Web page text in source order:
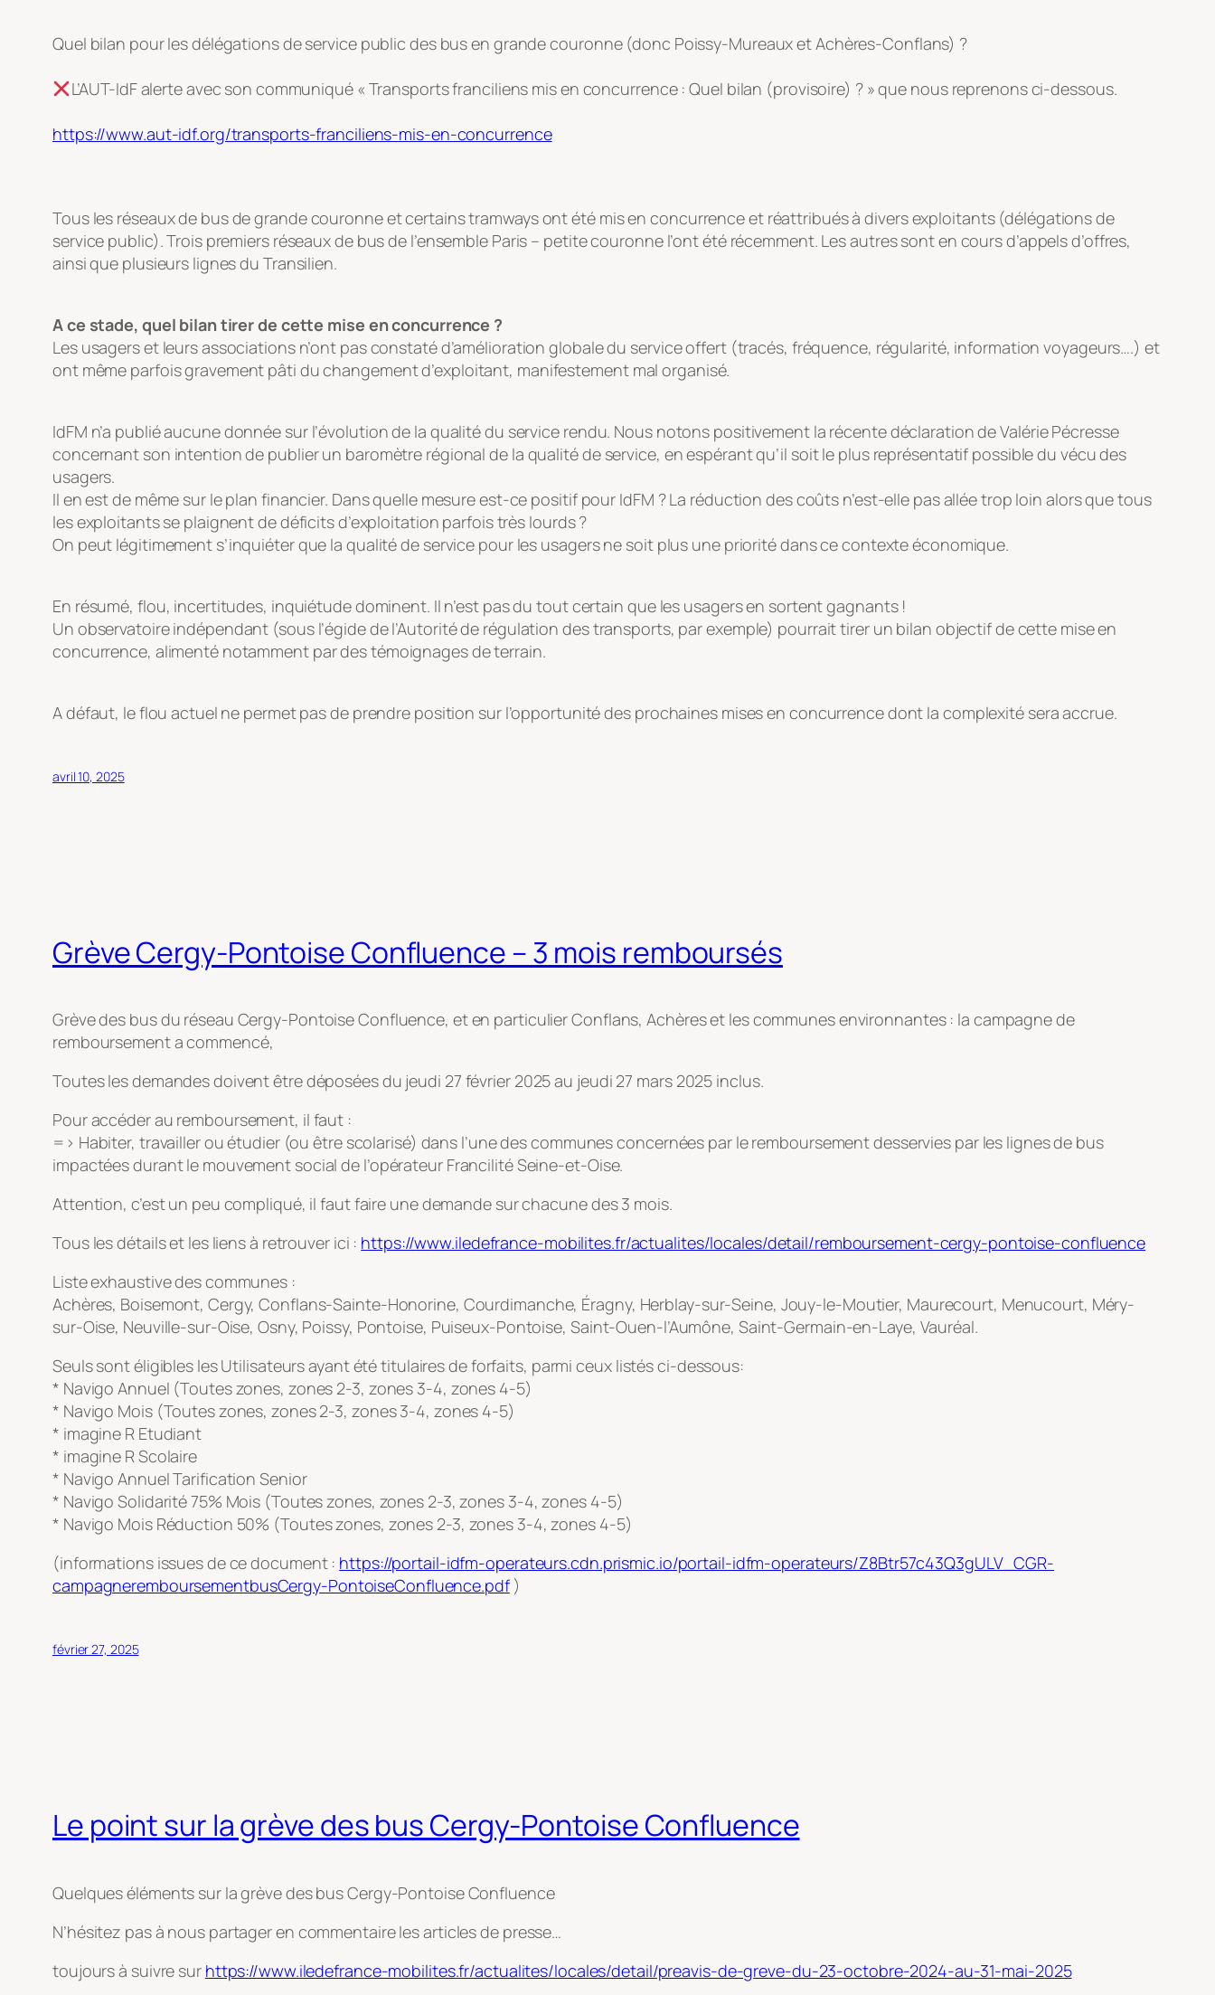
Quel bilan pour les délégations de service public des bus en grande couronne (donc Poissy-Mureaux et Achères-Conflans) ?
L’AUT-IdF alerte avec son communiqué « Transports franciliens mis en concurrence : Quel bilan (provisoire) ? » que nous reprenons ci-dessous.
https://www.aut-idf.org/transports-franciliens-mis-en-concurrence
Tous les réseaux de bus de grande couronne et certains tramways ont été mis en concurrence et réattribués à divers exploitants (délégations de
service public). Trois premiers réseaux de bus de l’ensemble Paris – petite couronne l’ont été récemment. Les autres sont en cours d’appels d’offres,
ainsi que plusieurs lignes du Transilien.
A ce stade, quel bilan tirer de cette mise en concurrence ?
Les usagers et leurs associations n’ont pas constaté d’amélioration globale du service offert (tracés, fréquence, régularité, information voyageurs….) et
ont même parfois gravement pâti du changement d’exploitant, manifestement mal organisé.
IdFM n’a publié aucune donnée sur l’évolution de la qualité du service rendu. Nous notons positivement la récente déclaration de Valérie Pécresse
concernant son intention de publier un baromètre régional de la qualité de service, en espérant qu’il soit le plus représentatif possible du vécu des
usagers.
Il en est de même sur le plan financier. Dans quelle mesure est-ce positif pour IdFM ? La réduction des coûts n’est-elle pas allée trop loin alors que tous
les exploitants se plaignent de déficits d’exploitation parfois très lourds ?
On peut légitimement s’inquiéter que la qualité de service pour les usagers ne soit plus une priorité dans ce contexte économique.
En résumé, flou, incertitudes, inquiétude dominent. Il n’est pas du tout certain que les usagers en sortent gagnants !
Un observatoire indépendant (sous l’égide de l’Autorité de régulation des transports, par exemple) pourrait tirer un bilan objectif de cette mise en
concurrence, alimenté notamment par des témoignages de terrain.
A défaut, le flou actuel ne permet pas de prendre position sur l’opportunité des prochaines mises en concurrence dont la complexité sera accrue.
avril 10, 2025
Grève Cergy-Pontoise Confluence – 3 mois remboursés
Grève des bus du réseau Cergy-Pontoise Confluence, et en particulier Conflans, Achères et les communes environnantes : la campagne de
remboursement a commencé,
Toutes les demandes doivent être déposées du jeudi 27 février 2025 au jeudi 27 mars 2025 inclus.
Pour accéder au remboursement, il faut :
=> Habiter, travailler ou étudier (ou être scolarisé) dans l’une des communes concernées par le remboursement desservies par les lignes de bus
impactées durant le mouvement social de l’opérateur Francilité Seine-et-Oise.
Attention, c’est un peu compliqué, il faut faire une demande sur chacune des 3 mois.
Tous les détails et les liens à retrouver ici : https://www.iledefrance-mobilites.fr/actualites/locales/detail/remboursement-cergy-pontoise-confluence
Liste exhaustive des communes :
Achères, Boisemont, Cergy, Conflans-Sainte-Honorine, Courdimanche, Éragny, Herblay-sur-Seine, Jouy-le-Moutier, Maurecourt, Menucourt, Méry-
sur-Oise, Neuville-sur-Oise, Osny, Poissy, Pontoise, Puiseux-Pontoise, Saint-Ouen-l’Aumône, Saint-Germain-en-Laye, Vauréal.
Seuls sont éligibles les Utilisateurs ayant été titulaires de forfaits, parmi ceux listés ci-dessous:
* Navigo Annuel (Toutes zones, zones 2-3, zones 3-4, zones 4-5)
* Navigo Mois (Toutes zones, zones 2-3, zones 3-4, zones 4-5)
* imagine R Etudiant
* imagine R Scolaire
* Navigo Annuel Tarification Senior
* Navigo Solidarité 75% Mois (Toutes zones, zones 2-3, zones 3-4, zones 4-5)
* Navigo Mois Réduction 50% (Toutes zones, zones 2-3, zones 3-4, zones 4-5)
(informations issues de ce document : https://portail-idfm-operateurs.cdn.prismic.io/portail-idfm-operateurs/Z8Btr57c43Q3gULV_CGR-
campagneremboursementbusCergy-PontoiseConfluence.pdf)
février 27, 2025
Le point sur la grève des bus Cergy-Pontoise Confluence
Quelques éléments sur la grève des bus Cergy-Pontoise Confluence
N’hésitez pas à nous partager en commentaire les articles de presse…
toujours à suivre sur https://www.iledefrance-mobilites.fr/actualites/locales/detail/preavis-de-greve-du-23-octobre-2024-au-31-mai-2025